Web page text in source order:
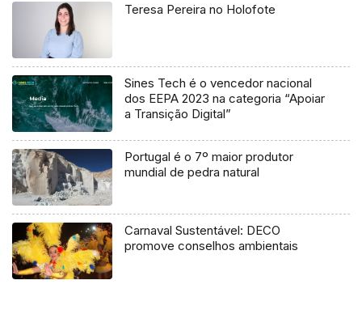
Teresa Pereira no Holofote
Sines Tech é o vencedor nacional
dos EEPA 2023 na categoria “Apoiar
a Transição Digital”
Portugal é o 7º maior produtor
mundial de pedra natural
Carnaval Sustentável: DECO
promove conselhos ambientais